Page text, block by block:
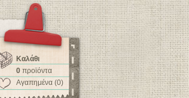
Καλάθι
0 προϊόντα
Αγαπημένα (0)